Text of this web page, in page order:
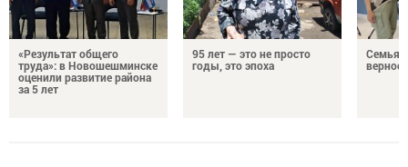
«Результат общего
труда»: в Новошешминске
оценили развитие района
за 5 лет
95 лет — это не просто
годы, это эпоха
Семья